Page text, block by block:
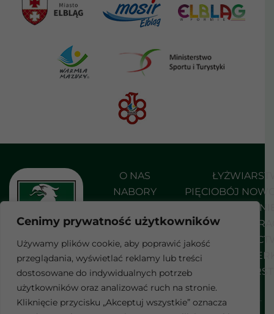
Cenimy prywatność użytkowników
Używamy plików cookie, aby poprawić jakość
przeglądania, wyświetlać reklamy lub treści
dostosowane do indywidualnych potrzeb
użytkowników oraz analizować ruch na stronie.
Kliknięcie przycisku „Akceptuj wszystkie” oznacza
O NAS
NABORY
DO POBRANIA
KONTAKT
F
a
c
e
PIĘCIOBÓJ
SHORT